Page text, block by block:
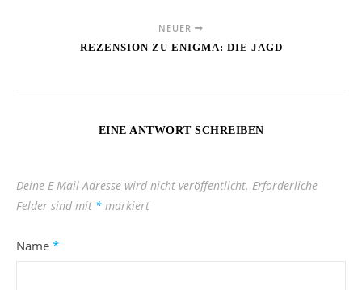
NEUER
REZENSION ZU ENIGMA: DIE JAGD
EINE ANTWORT SCHREIBEN
Deine E-Mail-Adresse wird nicht veröffentlicht. Erforderliche
Felder sind mit * markiert
Name *